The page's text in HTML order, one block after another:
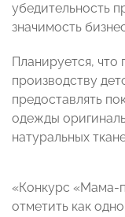
убедительность
значимость
Планируется, что
производству
предоставлять
одежды
натуральных
«Конкурс «Мама-
отметить как